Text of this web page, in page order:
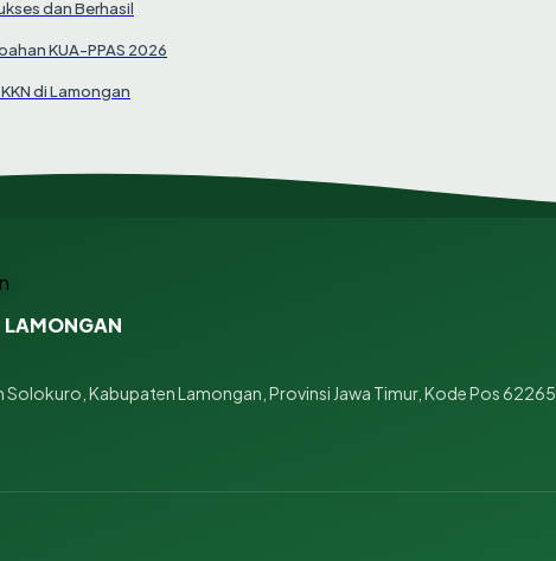
dan Berhasil
KUA-PPAS 2026
di Lamongan
LAMONGAN
Solokuro, Kabupaten Lamongan, Provinsi Jawa Timur, Kode Pos 62265